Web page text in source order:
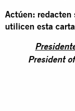
Actúen:
utilicen esta
President